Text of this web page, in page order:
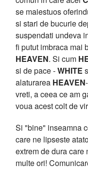
se maiestuos
si stari de bucurie
suspendati undeva
fi putut imbraca mai
HEAVEN. Si cum
si de pace -WHITE
alaturarea HEAVEN
vreti, a ceea ce am
voua acest colt de
Si "bine" inseamna
care ne lipseste
extrem de dura
multe ori!